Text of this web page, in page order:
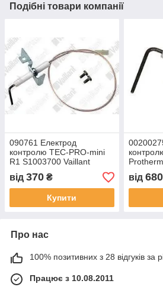
Подібні товари компанії
090761 Електрод
контролю TEC-PRO-mini
R1 S1003700 Vaillant
від 370 ₴
Купити
від 680
Про нас
100% позитивних з 28 відгуків за
Працює з 10.08.2011